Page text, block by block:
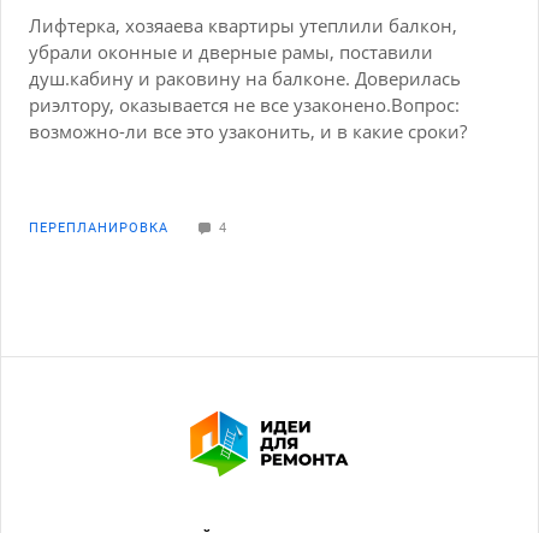
Лифтерка, хозяаева квартиры утеплили балкон,
убрали оконные и дверные рамы, поставили
душ.кабину и раковину на балконе. Доверилась
риэлтору, оказывается не все узаконено.Вопрос:
возможно-ли все это узаконить, и в какие сроки?
ПЕРЕПЛАНИРОВКА 4